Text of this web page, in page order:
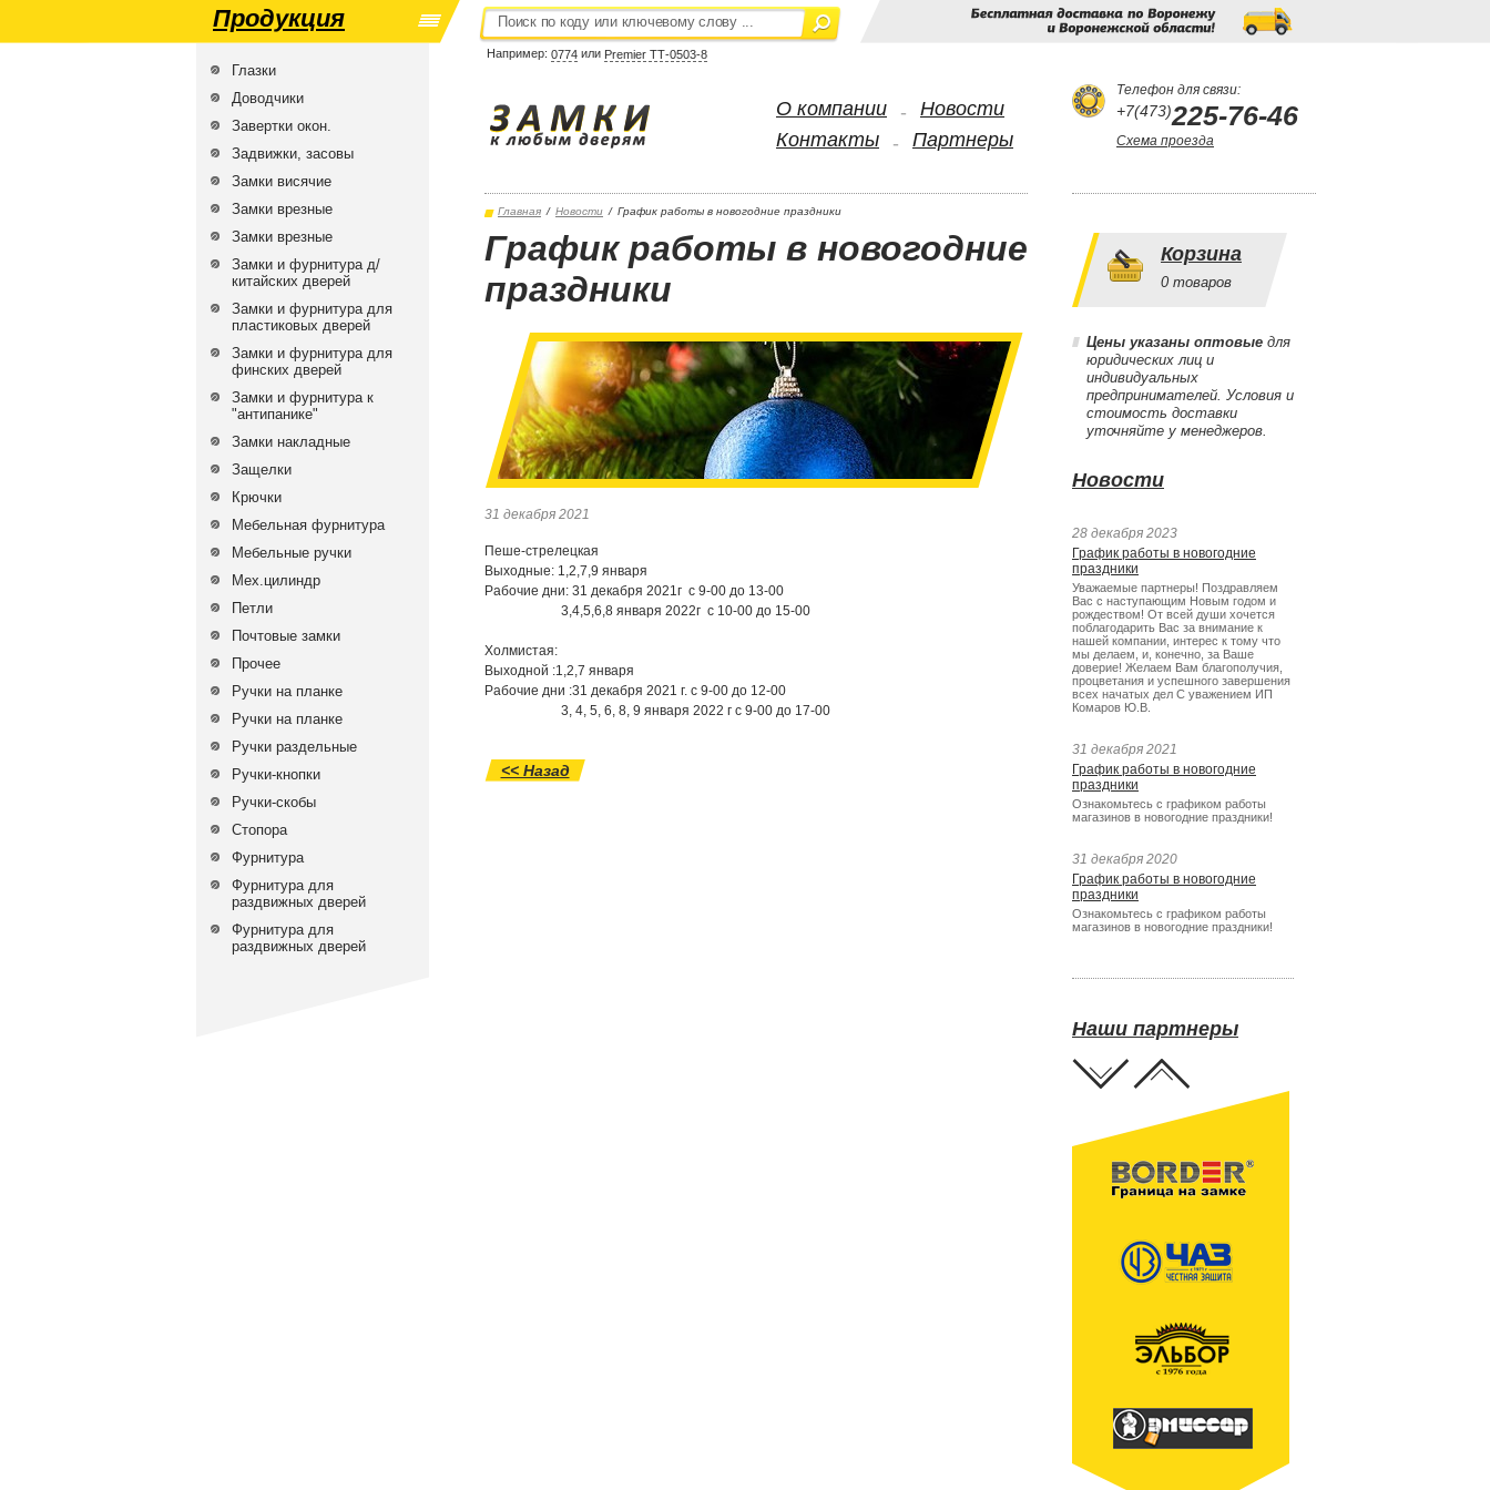
Продукция
Например: 0774 или Premier ТТ-0503-8
Глазки
Доводчики
Завертки окон.
Задвижки, засовы
Замки висячие
Замки врезные
Замки врезные
Замки и фурнитура д/
китайских дверей
Замки и фурнитура для
пластиковых дверей
Замки и фурнитура для
финских дверей
Замки и фурнитура к
"антипанике"
Замки накладные
Защелки
Крючки
Мебельная фурнитура
Мебельные ручки
Мех.цилиндр
Петли
Почтовые замки
Прочее
Ручки на планке
Ручки на планке
Ручки раздельные
Ручки-кнопки
Ручки-скобы
Стопора
Фурнитура
Фурнитура для
раздвижных дверей
Фурнитура для
раздвижных дверей
О компании -
Новости
Контакты
- Партнеры
Главная / Новости / График работы в новогодние праздники
График работы в новогодние
праздники
31 декабря 2021
Пеше-стрелецкая
Выходные: 1,2,7,9 января
Рабочие дни: 31 декабря 2021г с 9-00 до 13-00
3,4,5,6,8 января 2022г с 10-00 до 15-00
Холмистая:
Выходной :1,2,7 января
Рабочие дни :31 декабря 2021 г. с 9-00 до 12-00
3, 4, 5, 6, 8, 9 января 2022 г с 9-00 до 17-00
<< Назад
Телефон для связи:
+7(473)225-76-46
Схема проезда
Корзина
0 товаров
Цены указаны оптовые для
юридических лиц и
индивидуальных
предпринимателей. Условия и
стоимость доставки
уточняйте у менеджеров.
Новости
28 декабря 2023
График работы в новогодние
праздники
Уважаемые партнеры! Поздравляем
Вас с наступающим Новым годом и
рождеством! От всей души хочется
поблагодарить Вас за внимание к
нашей компании, интерес к тому что
мы делаем, и, конечно, за Ваше
доверие! Желаем Вам благополучия,
процветания и успешного завершения
всех начатых дел С уважением ИП
Комаров Ю.В.
31 декабря 2021
График работы в новогодние
праздники
Ознакомьтесь с графиком работы
магазинов в новогодние праздники!
31 декабря 2020
График работы в новогодние
праздники
Ознакомьтесь с графиком работы
магазинов в новогодние праздники!
Наши партнеры